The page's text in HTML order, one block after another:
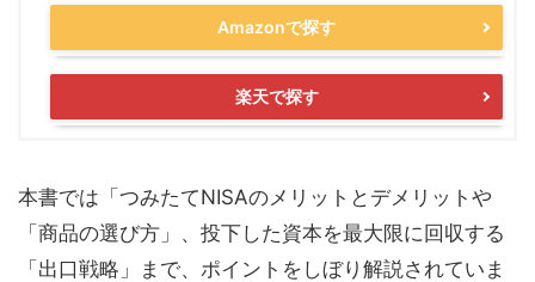
Amazonで探す
楽天で探す
本書では「つみたてNISAのメリットとデメリットや
「商品の選び方」、投下した資本を最大限に回収する
「出口戦略」まで、ポイントをしぼり解説されていま